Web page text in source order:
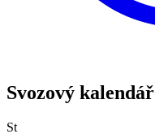
Svozový kalendář
St